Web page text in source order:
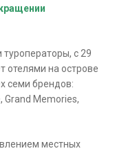
с 29
отелями на острове
семи брендов:
Grand Memories,
местных